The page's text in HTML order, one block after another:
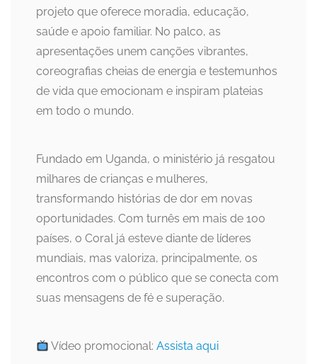
projeto que oferece moradia, educação,
saúde e apoio familiar. No palco, as
apresentações unem canções vibrantes,
coreografias cheias de energia e testemunhos
de vida que emocionam e inspiram plateias
em todo o mundo.
Fundado em Uganda, o ministério já resgatou
milhares de crianças e mulheres,
transformando histórias de dor em novas
oportunidades. Com turnês em mais de 100
países, o Coral já esteve diante de líderes
mundiais, mas valoriza, principalmente, os
encontros com o público que se conecta com
suas mensagens de fé e superação.
Vídeo promocional:Assista aqui